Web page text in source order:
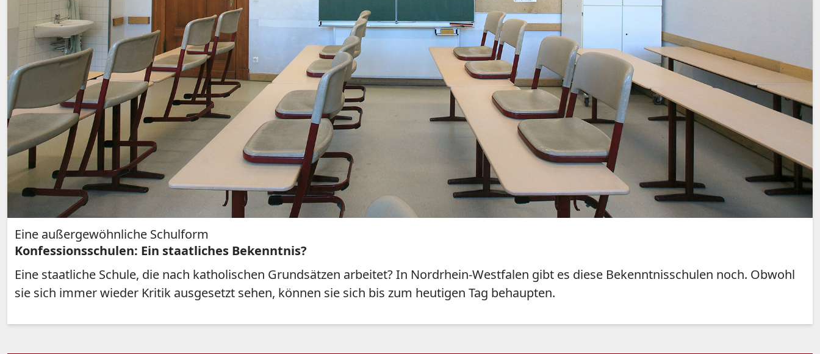
Eine außergewöhnliche Schulform
Konfessionsschulen: Ein staatliches Bekenntnis?
Eine staatliche Schule, die nach katholischen Grundsätzen arbeitet? In Nordrhein-Westfalen gibt es diese Bekenntnisschulen noch. Obwohl
sie sich immer wieder Kritik ausgesetzt sehen, können sie sich bis zum heutigen Tag behaupten.